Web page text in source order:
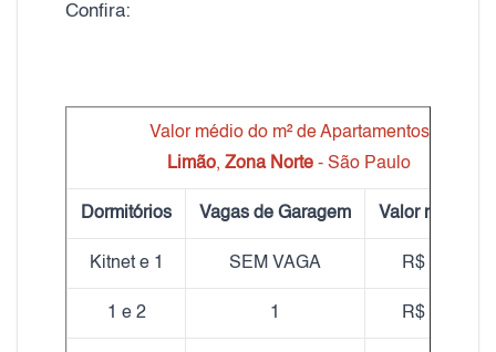
Confira:
Valor médio do m² de Apartamentos
Limão, Zona Norte - São Paulo
Dormitórios Vagas de Garagem Valor médio m²
Kitnet e 1 SEM VAGA R$ 24,48
1 e 2 1 R$ 25,47